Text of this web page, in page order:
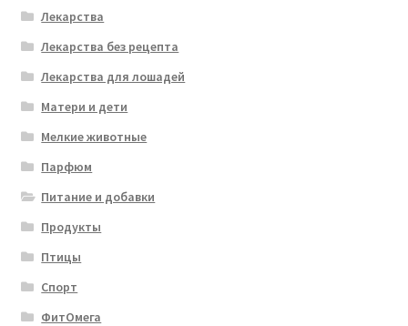
Лекарства
Лекарства без рецепта
Лекарства для лошадей
Матери и дети
Мелкие животные
Парфюм
Питание и добавки
Продукты
Птицы
Спорт
ФитОмега